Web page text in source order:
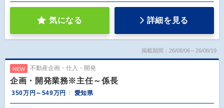
気になる 詳細を見る
掲載期間：26/08/06～26/08/19
NEW 不動産企画・仕入・開発
企画・開発業務※主任～係長
350万円～549万円 愛知県